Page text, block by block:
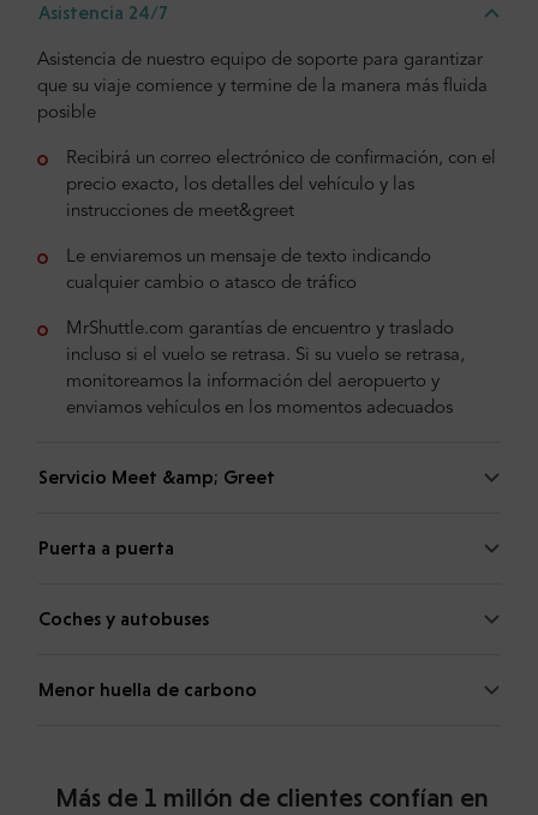
Asistencia 24/7
Asistencia de nuestro equipo de soporte para garantizar
que su viaje comience y termine de la manera más fluida
posible
Recibirá un correo electrónico de confirmación, con el
precio exacto, los detalles del vehículo y las
instrucciones de meet&greet
Le enviaremos un mensaje de texto indicando
cualquier cambio o atasco de tráfico
MrShuttle.com garantías de encuentro y traslado
incluso si el vuelo se retrasa. Si su vuelo se retrasa,
monitoreamos la información del aeropuerto y
enviamos vehículos en los momentos adecuados
Servicio Meet &amp; Greet
Puerta a puerta
Coches y autobuses
Menor huella de carbono
Más de 1 millón de clientes confían en